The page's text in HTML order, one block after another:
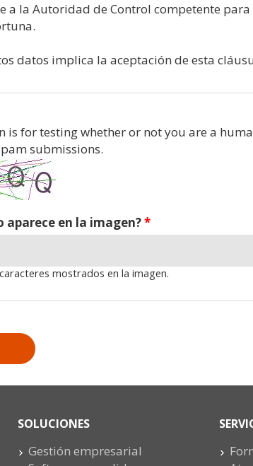
a la Autoridad de Control competente
datos implica la aceptación de esta
is for testing whether or not you are a
submissions.
aparece en la imagen?*
mostrados en la imagen.
SOLUCIONES
Gestión empresarial